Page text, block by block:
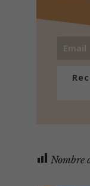
Nombre